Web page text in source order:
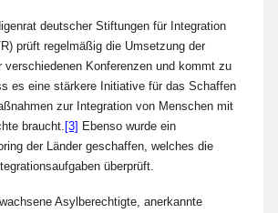
deutscher Stiftungen für Integration
prüft regelmäßig die Umsetzung der
verschiedenen Konferenzen und kommt zu
es eine stärkere Initiative für das Schaffen
zur Integration von Menschen mit
braucht. [3] Ebenso wurde ein
der Länder geschaffen, welches die
überprüft.
Asylberechtigte, anerkannte